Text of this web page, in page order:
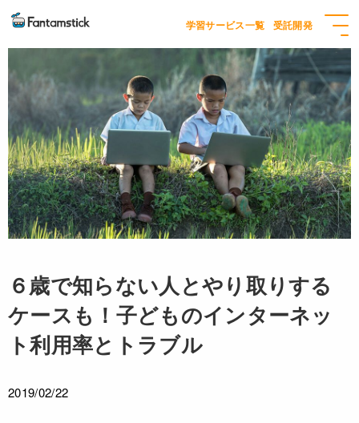
学習サービス一覧 受託開発
６歳で知らない人とやり取りする
ケースも！子どものインターネッ
ト利用率とトラブル
2019/02/22